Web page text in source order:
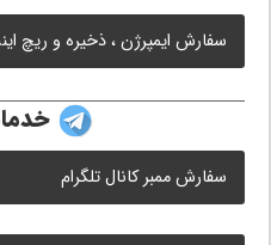
سفارش ایمپرژن ، ذخیره و ریچ
سفارش ممبر کانال تلگرام